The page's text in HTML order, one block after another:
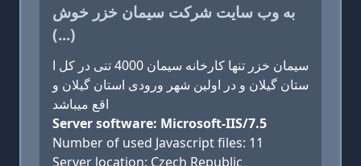
به وب سایت شرکت سیمان خزر خوش
(...)
سيمان خزر تنها کارخانه سیمان 4000 تنی در کل ا
ستان گیلان و در اولین شهر ورودی استان گیلان و
اقع میباشد
Server software: Microsoft-IIS/7.5
Number of used Javascript files: 11
Server location: Czech Republic